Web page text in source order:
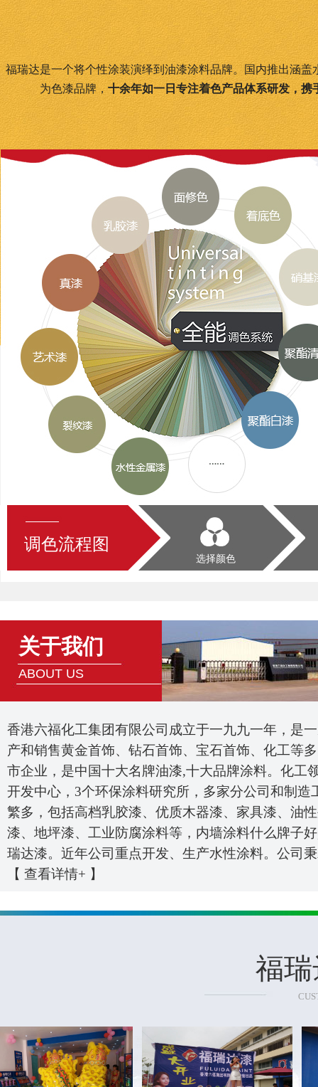
福瑞达是一个将个性涂装演绎到油漆涂料品牌。国内推出涵
为色漆品牌， 十余年如一日专注着色产品体系研发，
调色流程图
选择颜色
关于我们
ABOUT US
香港六福化工集团有限公司成立于一九九一年，是
产和销售黄金首饰、钻石首饰、宝石首饰、化工等
市企业，是中国十大名牌油漆,十大品牌涂料。化工
开发中心，3个环保涂料研究所，多家分公司和制造
繁多，包括高档乳胶漆、优质木器漆、家具漆、油
漆、地坪漆、工业防腐涂料等，内墙涂料什么牌子
瑞达漆。近年公司重点开发、生产水性涂料。公司
【 查看详情+ 】
福